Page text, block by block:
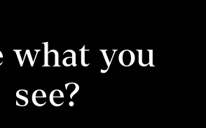
what you
see?